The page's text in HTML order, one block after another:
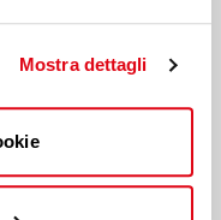
Mostra dettagli